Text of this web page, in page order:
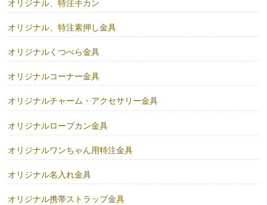
オリジナル、特注手カン
オリジナル、特注素押し金具
オリジナルくつべら金具
オリジナルコーナー金具
オリジナルチャーム・アクセサリー金具
オリジナルロープカン金具
オリジナルワンちゃん用特注金具
オリジナル名入れ金具
オリジナル携帯ストラップ金具